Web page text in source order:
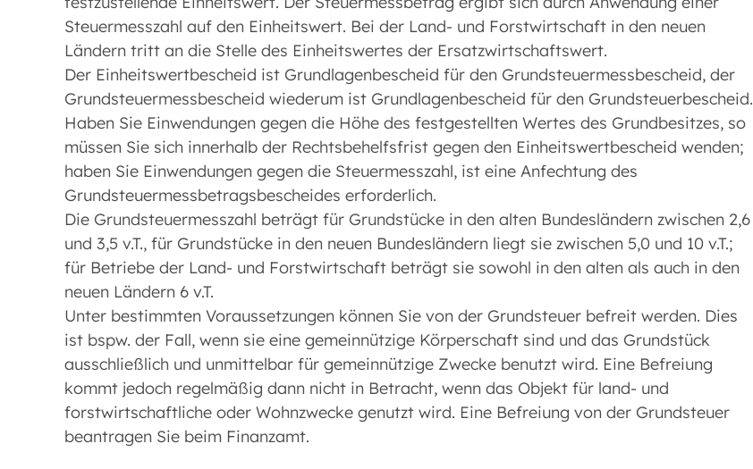
Steuermesszahl auf den Einheitswert. Bei der Land- und Forstwirtschaft in den neuen
Ländern tritt an die Stelle des Einheitswertes der Ersatzwirtschaftswert.
Der Einheitswertbescheid ist Grundlagenbescheid für den Grundsteuermessbescheid, der
Grundsteuermessbescheid wiederum ist Grundlagenbescheid für den Grundsteuerbescheid.
Haben Sie Einwendungen gegen die Höhe des festgestellten Wertes des Grundbesitzes, so
müssen Sie sich innerhalb der Rechtsbehelfsfrist gegen den Einheitswertbescheid wenden;
haben Sie Einwendungen gegen die Steuermesszahl, ist eine Anfechtung des
Grundsteuermessbetragsbescheides erforderlich.
Die Grundsteuermesszahl beträgt für Grundstücke in den alten Bundesländern zwischen 2,6
und 3,5 v.T., für Grundstücke in den neuen Bundesländern liegt sie zwischen 5,0 und 10 v.T.;
für Betriebe der Land- und Forstwirtschaft beträgt sie sowohl in den alten als auch in den
neuen Ländern 6 v.T.
Unter bestimmten Voraussetzungen können Sie von der Grundsteuer befreit werden. Dies
ist bspw. der Fall, wenn sie eine gemeinnützige Körperschaft sind und das Grundstück
ausschließlich und unmittelbar für gemeinnützige Zwecke benutzt wird. Eine Befreiung
kommt jedoch regelmäßig dann nicht in Betracht, wenn das Objekt für land- und
forstwirtschaftliche oder Wohnzwecke genutzt wird. Eine Befreiung von der Grundsteuer
beantragen Sie beim Finanzamt.